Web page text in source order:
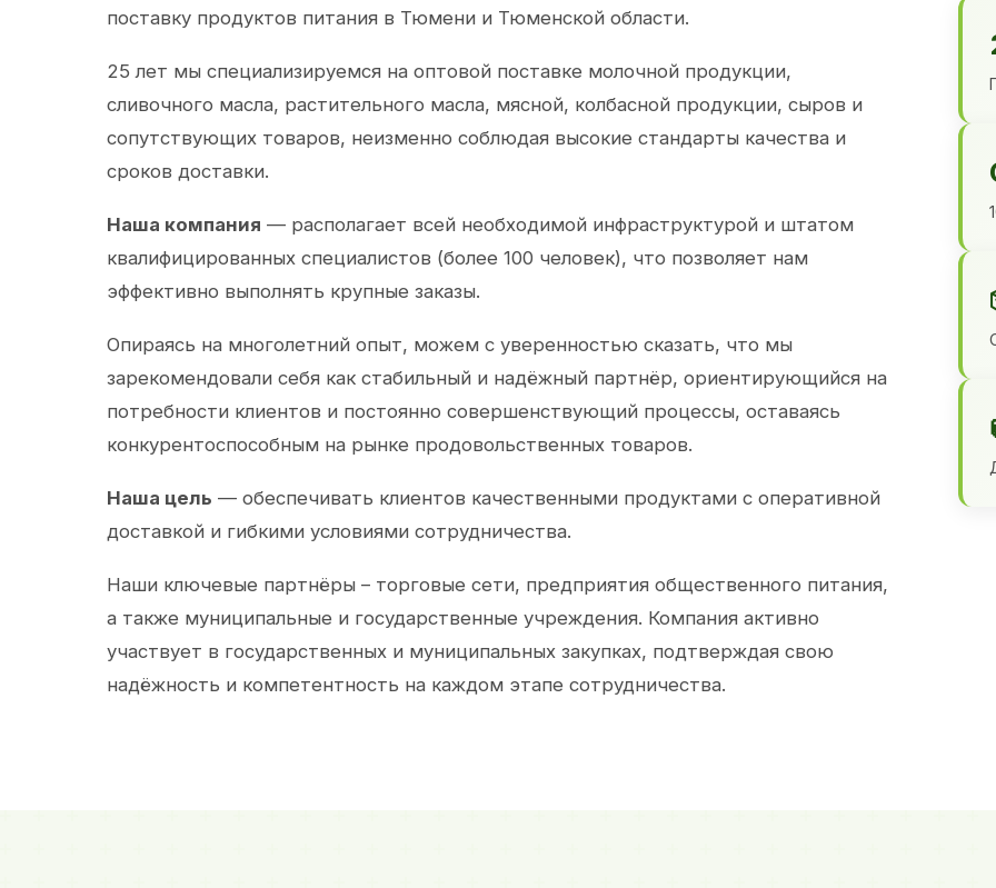
поставку продуктов питания в Тюмени и Тюменской области.
25 лет мы специализируемся на оптовой поставке молочной продукции,
сливочного масла, растительного масла, мясной, колбасной продукции, сыров и
сопутствующих товаров, неизменно соблюдая высокие стандарты качества и
сроков доставки.
Наша компания — располагает всей необходимой инфраструктурой и штатом
квалифицированных специалистов (более 100 человек), что позволяет нам
эффективно выполнять крупные заказы.
Опираясь на многолетний опыт, можем с уверенностью сказать, что мы
зарекомендовали себя как стабильный и надёжный партнёр, ориентирующийся на
потребности клиентов и постоянно совершенствующий процессы, оставаясь
конкурентоспособным на рынке продовольственных товаров.
Наша цель — обеспечивать клиентов качественными продуктами с оперативной
доставкой и гибкими условиями сотрудничества.
Наши ключевые партнёры – торговые сети, предприятия общественного питания,
а также муниципальные и государственные учреждения. Компания активно
участвует в государственных и муниципальных закупках, подтверждая свою
надёжность и компетентность на каждом этапе сотрудничества.